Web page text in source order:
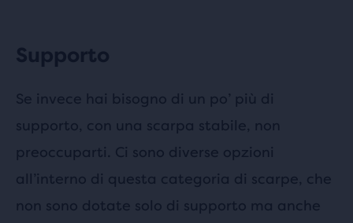
Supporto
Se invece hai bisogno di un po’ più di
supporto, con una scarpa stabile, non
preoccuparti. Ci sono diverse opzioni
all’interno di questa categoria di scarpe, che
non sono dotate solo di supporto ma anche